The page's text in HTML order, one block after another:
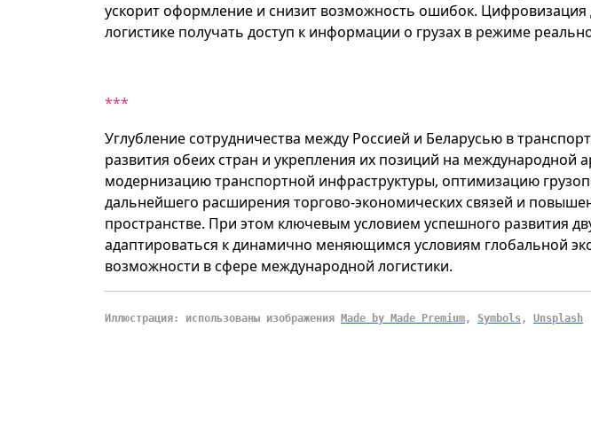
ускорит оформление и снизит возможность ошибок.
логистике получать доступ к информации о грузах в режиме
***
Углубление сотрудничества между Россией и Беларусью в
развития обеих стран и укрепления их позиций на международной
модернизацию транспортной инфраструктуры, оптимизацию
дальнейшего расширения торгово-экономических связей и
пространстве. При этом ключевым условием успешного развития
адаптироваться к динамично меняющимся условиям глобальной
возможности в сфере международной логистики.
Иллюстрация: использованы изображения Made by Made Premium, Symbols , Unsplash